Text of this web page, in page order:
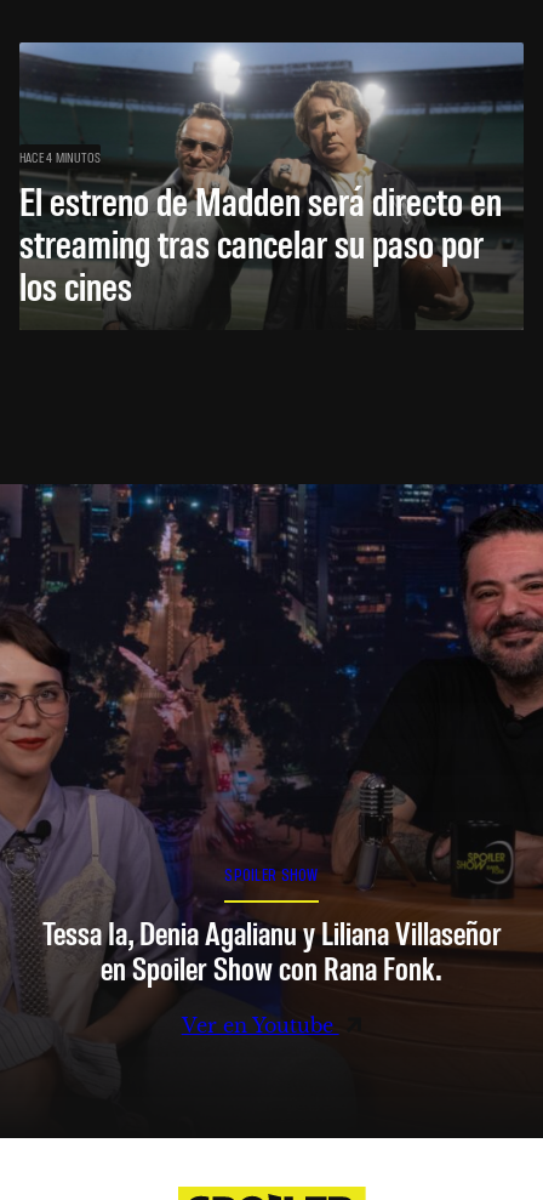
HACE 4 MINUTOS
El estreno de Madden será directo en
streaming tras cancelar su paso por
los cines
SPOILER SHOW
Tessa Ia, Denia Agalianu y Liliana Villaseñor
en Spoiler Show con Rana Fonk.
Ver en Youtube